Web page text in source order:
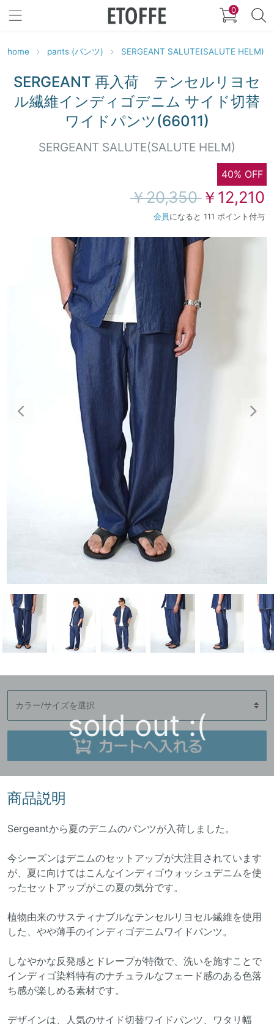
0
home pants (パンツ) SERGEANT SALUTE(SALUTE HELM)
SERGEANT 再入荷 テンセルリヨセ
ル繊維インディゴデニム サイド切替
ワイドパンツ(66011)
SERGEANT SALUTE(SALUTE HELM)
40% OFF
￥20,350￥12,210
会員 になると 111 ポイント付与
Previous Next
sold out :(
商品説明
Sergeantから夏のデニムのパンツが入荷しました。
今シーズンはデニムのセットアップが大注目されています
が、夏に向けてはこんなインディゴウォッシュデニムを使
ったセットアップがこの夏の気分です。
植物由来のサスティナブルなテンセルリヨセル繊維を使用
した、やや薄手のインディゴデニムワイドパンツ。
しなやかな反発感とドレープが特徴で、洗いを施すことで
インディゴ染料特有のナチュラルなフェード感のある色落
ち感が楽しめる素材です。
デザインは、人気のサイド切替ワイドパンツ、ワタリ幅